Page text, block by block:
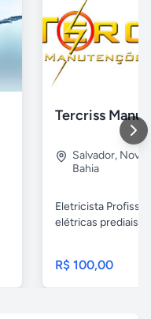
Salvador, Nova
Bahia
Eletricista
elétricas prediais e
R$ 100,00